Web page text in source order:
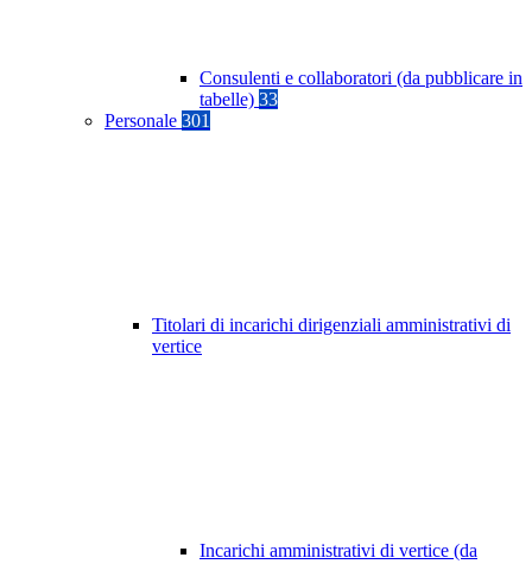
Consulenti e collaboratori (da pubblicare in
tabelle) 33
Personale 301
Titolari di incarichi dirigenziali amministrativi di
vertice
Incarichi amministrativi di vertice (da